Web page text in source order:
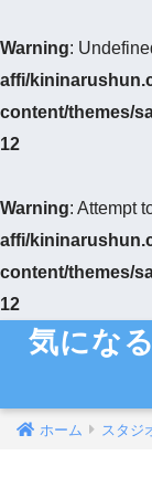
Warning:
affi/
content/themes/
12
Warning: Attempt
affi/
content/themes/
12
気にな
ホーム スタジ